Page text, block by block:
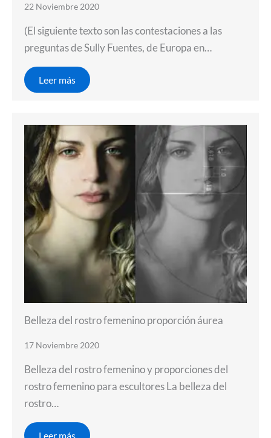
22 Noviembre 2020
(El siguiente texto son las contestaciones a las
preguntas de Sully Fuentes, de Europa en…
Leer más
Belleza del rostro femenino proporción áurea
17 Noviembre 2020
Belleza del rostro femenino y proporciones del
rostro femenino para escultores La belleza del
rostro…
Leer más